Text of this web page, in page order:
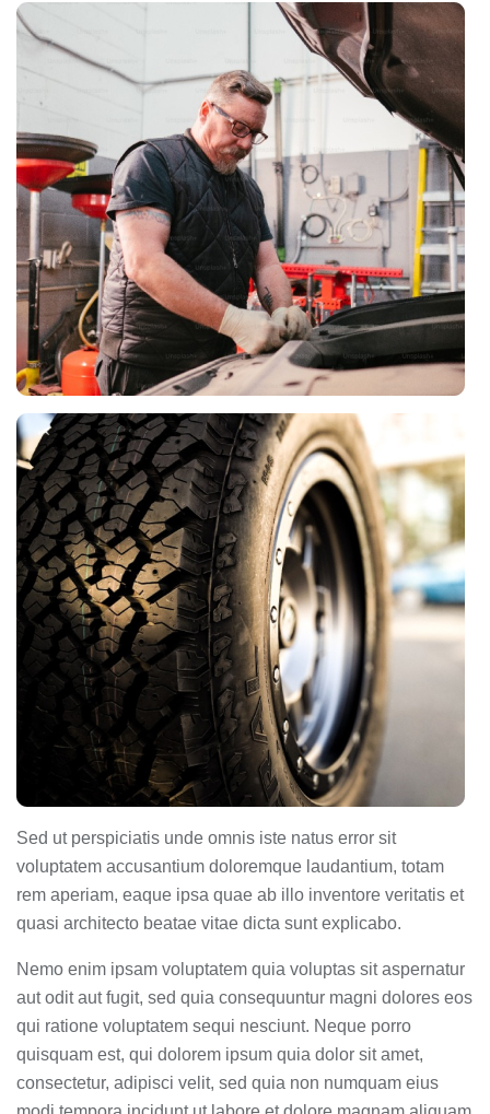
Sed ut perspiciatis unde omnis iste natus error sit
voluptatem accusantium doloremque laudantium, totam
rem aperiam, eaque ipsa quae ab illo inventore veritatis et
quasi architecto beatae vitae dicta sunt explicabo.
Nemo enim ipsam voluptatem quia voluptas sit aspernatur
aut odit aut fugit, sed quia consequuntur magni dolores eos
qui ratione voluptatem sequi nesciunt. Neque porro
quisquam est, qui dolorem ipsum quia dolor sit amet,
consectetur, adipisci velit, sed quia non numquam eius